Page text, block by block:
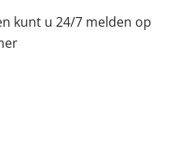
kunt u 24/7 melden op